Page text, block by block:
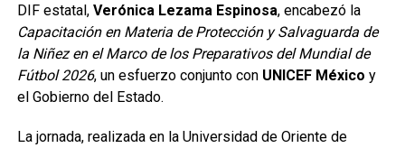
DIF estatal, Verónica Lezama Espinosa, encabezó la
Capacitación en Materia de Protección y Salvaguarda de
la Niñez en el Marco de los Preparativos del Mundial de
Fútbol 2026, un esfuerzo conjunto con UNICEF México y
el Gobierno del Estado.
La jornada, realizada en la Universidad de Oriente de